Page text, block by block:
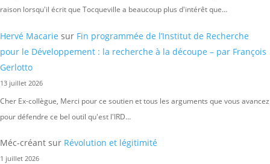
raison lorsqu'il écrit que Tocqueville a beaucoup plus d'intérêt que…
Hervé Macarie sur Fin programmée de l’Institut de Recherche
pour le Développement : la recherche à la découpe – par François
Gerlotto
13 juillet 2026
Cher Ex-collègue, Merci pour ce soutien et tous les arguments que vous avancez
pour défendre ce bel outil qu'est l'IRD…
Méc-créant sur Révolution et légitimité
1 juillet 2026